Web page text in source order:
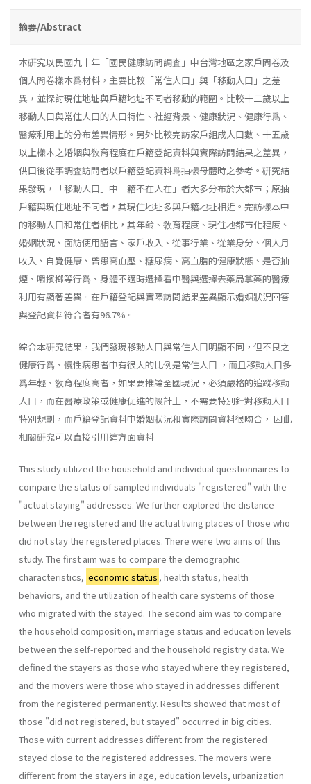
摘要/Abstract
本硏究以民國九十年「國民健康訪問調査」中台灣地區之家戶問卷及
個人問卷樣本爲材料，主要比較「常住人口」與「移動人口」之差
異，並探討現住地址與戶籍地址不同者移動的範圍。比較十二歲以上
移動人口與常住人口的人口特性、社經背景、健康狀況、健康行爲、
醫療利用上的分布差異情形。另外比較完訪家戶組成人口數、十五歲
以上樣本之婚姻與敎育程度在戶籍登記資料與實際訪問結果之差異，
供曰後從事調査訪問者以戶籍登記資料爲抽樣母體時之參考。硏究結
果發現，「移動人口」中「籍不在人在」者大多分布於大都巿；原抽
戶籍與現住地址不同者，其現住地址多與戶籍地址相近。完訪樣本中
的移動人口和常住者相比，其年齡、敎育程度、現住地都市化程度、
婚姻狀況、面訪使用語言、家戶收入、從事行業、從業身分、個人月
收入、自覺健康、曾患高血壓、糖尿病、高血脂的健康狀態、是否抽
煙、嚼擯榔等行爲、身體不適時選擇看中醫與選擇去藥局拿藥的醫療
利用有顯著差異。在戶籍登記與實際訪問結果差異顯示婚姻狀況回答
與登記資料符合者有96.7%。
綜合本硏究結果，我們發現移動人口與常住人口明顯不同，但不良之
健康行爲、慢性病患者中有很大的比例是常住人口 ，而且移動人口多
爲年輕、敎育程度高者，如果要推論全國現況，必須嚴格的追蹤移動
人口，而在醫療政策或健康促進的設計上，不需要特別針對移動人口
特別規劃，而戶籍登記資料中婚姻狀況和實際訪問資料很吻合， 因此
相關硏究可以直接引用這方面資料
This study utilized the household and individual questionnaires to
compare the status of sampled individuals "registered" with the
"actual staying" addresses. We further explored the distance
between the registered and the actual living places of those who
did not stay the registered places. There were two aims of this
study. The first aim was to compare the demographic
characteristics, economic status , health status, health
behaviors, and the utilization of health care systems of those
who migrated with the stayed. The second aim was to compare
the household composition, marriage status and education levels
between the self-reported and the household registry data. We
defined the stayers as those who stayed where they registered,
and the movers were those who stayed in addresses different
from the registered permanently. Results showed that most of
those "did not registered, but stayed" occurred in big cities.
Those with current addresses different from the registered
stayed close to the registered addresses. The movers were
different from the stayers in age, education levels, urbanization